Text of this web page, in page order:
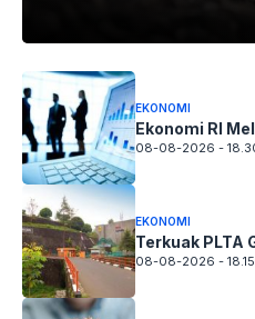
EKONOMI
Ekonomi RI
08-08-2026 -
EKONOMI
Terkuak PLTA
08-08-2026 - 18.15